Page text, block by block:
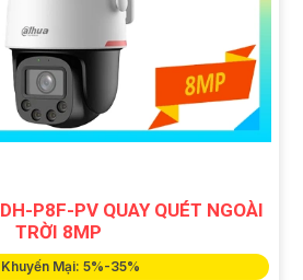
P8F-PV QUAY QUÉT NGOÀI
TRỜI 8MP
Khuyến Mại: 5%-35%